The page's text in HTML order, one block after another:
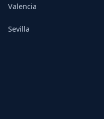
Valencia
Sevilla